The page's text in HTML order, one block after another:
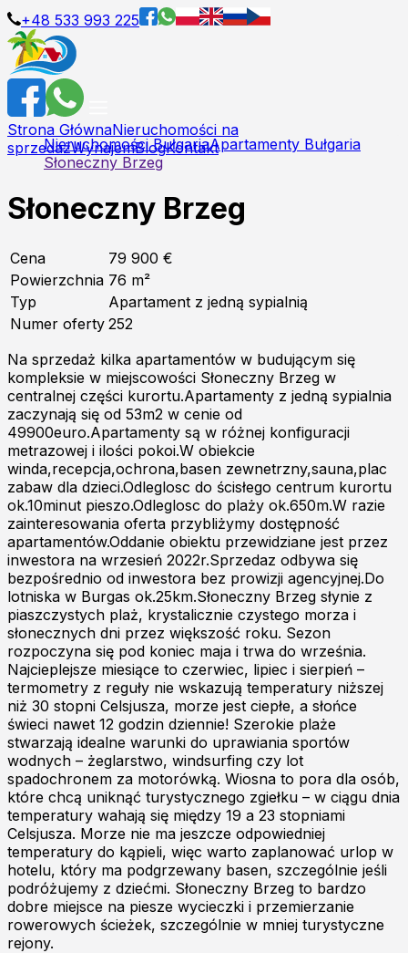
+48 533 993 225
Strona GłównaNieruchomości na
sprzedażWynajemBlogKontakt
Nieruchomości BułgariaApartamenty Bułgaria
Słoneczny Brzeg
Słoneczny Brzeg
Cena
79 900 €
Powierzchnia 76 m²
Typ
Apartament z jedną sypialnią
Numer oferty 252
Na sprzedaż kilka apartamentów w budującym się
kompleksie w miejscowości Słoneczny Brzeg w
centralnej części kurortu.Apartamenty z jedną sypialnia
zaczynają się od 53m2 w cenie od
49900euro.Apartamenty są w różnej konfiguracji
metrazowej i ilości pokoi.W obiekcie
winda,recepcja,ochrona,basen zewnetrzny,sauna,plac
zabaw dla dzieci.Odleglosc do ścisłego centrum kurortu
ok.10minut pieszo.Odleglosc do plaży ok.650m.W razie
zainteresowania oferta przybliżymy dostępność
apartamentów.Oddanie obiektu przewidziane jest przez
inwestora na wrzesień 2022r.Sprzedaz odbywa się
bezpośrednio od inwestora bez prowizji agencyjnej.Do
lotniska w Burgas ok.25km.Słoneczny Brzeg słynie z
piaszczystych plaż, krystalicznie czystego morza i
słonecznych dni przez większość roku. Sezon
rozpoczyna się pod koniec maja i trwa do września.
Najcieplejsze miesiące to czerwiec, lipiec i sierpień –
termometry z reguły nie wskazują temperatury niższej
niż 30 stopni Celsjusza, morze jest ciepłe, a słońce
świeci nawet 12 godzin dziennie! Szerokie plaże
stwarzają idealne warunki do uprawiania sportów
wodnych – żeglarstwo, windsurfing czy lot
spadochronem za motorówką. Wiosna to pora dla osób,
które chcą uniknąć turystycznego zgiełku – w ciągu dnia
temperatury wahają się między 19 a 23 stopniami
Celsjusza. Morze nie ma jeszcze odpowiedniej
temperatury do kąpieli, więc warto zaplanować urlop w
hotelu, który ma podgrzewany basen, szczególnie jeśli
podróżujemy z dziećmi. Słoneczny Brzeg to bardzo
dobre miejsce na piesze wycieczki i przemierzanie
rowerowych ścieżek, szczególnie w mniej turystyczne
rejony.